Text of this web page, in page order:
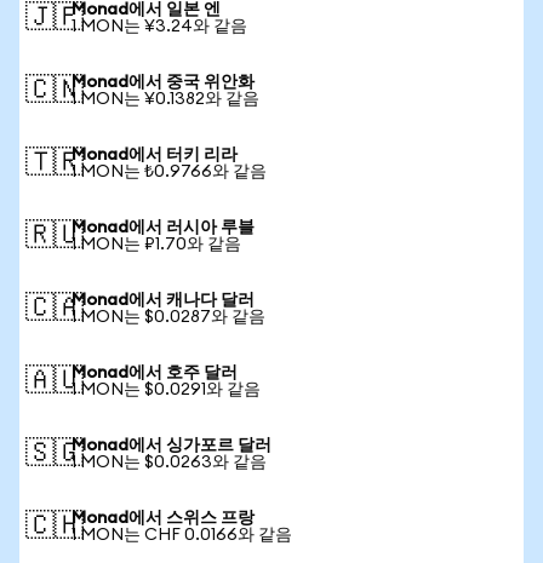
🇯🇵Monad에서 일본 엔
1 MON는 ¥3.24와 같음
🇨🇳Monad에서 중국 위안화
1 MON는 ¥0.1382와 같음
🇹🇷Monad에서 터키 리라
1 MON는 ₺0.9766와 같음
🇷🇺Monad에서 러시아 루블
1 MON는 ₽1.70와 같음
🇨🇦Monad에서 캐나다 달러
1 MON는 $0.0287와 같음
🇦🇺Monad에서 호주 달러
1 MON는 $0.0291와 같음
🇸🇬Monad에서 싱가포르 달러
1 MON는 $0.0263와 같음
🇨🇭Monad에서 스위스 프랑
1 MON는 CHF 0.0166와 같음